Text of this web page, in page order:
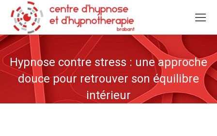
Hypnose contre stress : une approche
douce pour retrouver son équilibre
intérieur